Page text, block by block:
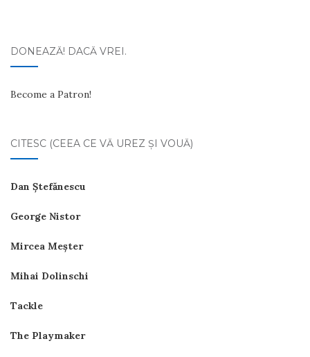
DONEAZĂ! DACĂ VREI.
Become a Patron!
CITESC (CEEA CE VĂ UREZ ŞI VOUĂ)
Dan Ştefănescu
George Nistor
Mircea Meşter
Mihai Dolinschi
Tackle
The Playmaker